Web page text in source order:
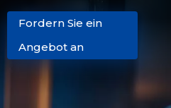
Fordern Sie ein
Angebot an